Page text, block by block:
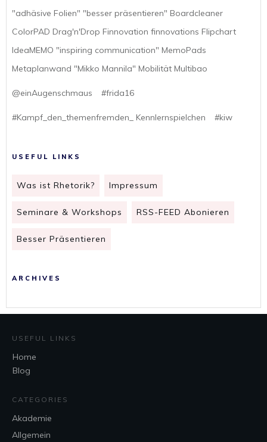
"adhäsive Folien" "besser präsentieren" Boardcleaner
ColorPAD Drag'n'Drop Finnovation finnovations Flipchart
IdeaMEMO "inspiring communication" MemoPads
Metaplanwand "Mikko Mannila" Mobilität Multibao
@einAugenschmaus #frida16
#Kampf_den_themenfremden_ Kennlernspielchen #kiw
USEFUL LINKS
Was ist Rhetorik? Impressum
Seminare & Workshops RSS-FEED Abonieren
Besser Präsentieren
ARCHIVES
USEFUL LINKS
Home
Blog
CATEGORIES
Akademie
Allgemein